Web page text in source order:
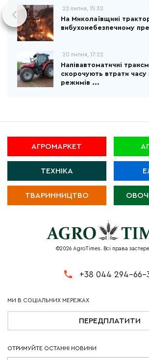
22 липня, 15:32
На Миколаївщині
вибухонебезпечному
20 липня, 17:22
Напівавтоматичні
скорочують втрати часу
режимів ...
АГРОМАРКЕТ
ТЕХНІКА
ТВАРИННИЦТВО
©2026 AgroTimes. Всі права
+38 044 294-66-
ПЕРЕДПЛАТИТИ
ОТРИМУЙТЕ ОСТАННІ НОВИНИ